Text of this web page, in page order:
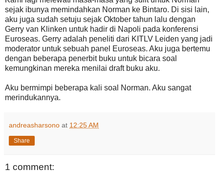
sejak ibunya memindahkan Norman ke Bintaro. Di sisi lain,
aku juga sudah setuju sejak Oktober tahun lalu dengan
Gerry van Klinken untuk hadir di Napoli pada konferensi
Euroseas. Gerry adalah peneliti dari KITLV Leiden yang jadi
moderator untuk sebuah panel Euroseas. Aku juga bertemu
dengan beberapa penerbit buku untuk bicara soal
kemungkinan mereka menilai draft buku aku.
Aku bermimpi beberapa kali soal Norman. Aku sangat
merindukannya.
andreasharsono at 12:25 AM
Share
1 comment: